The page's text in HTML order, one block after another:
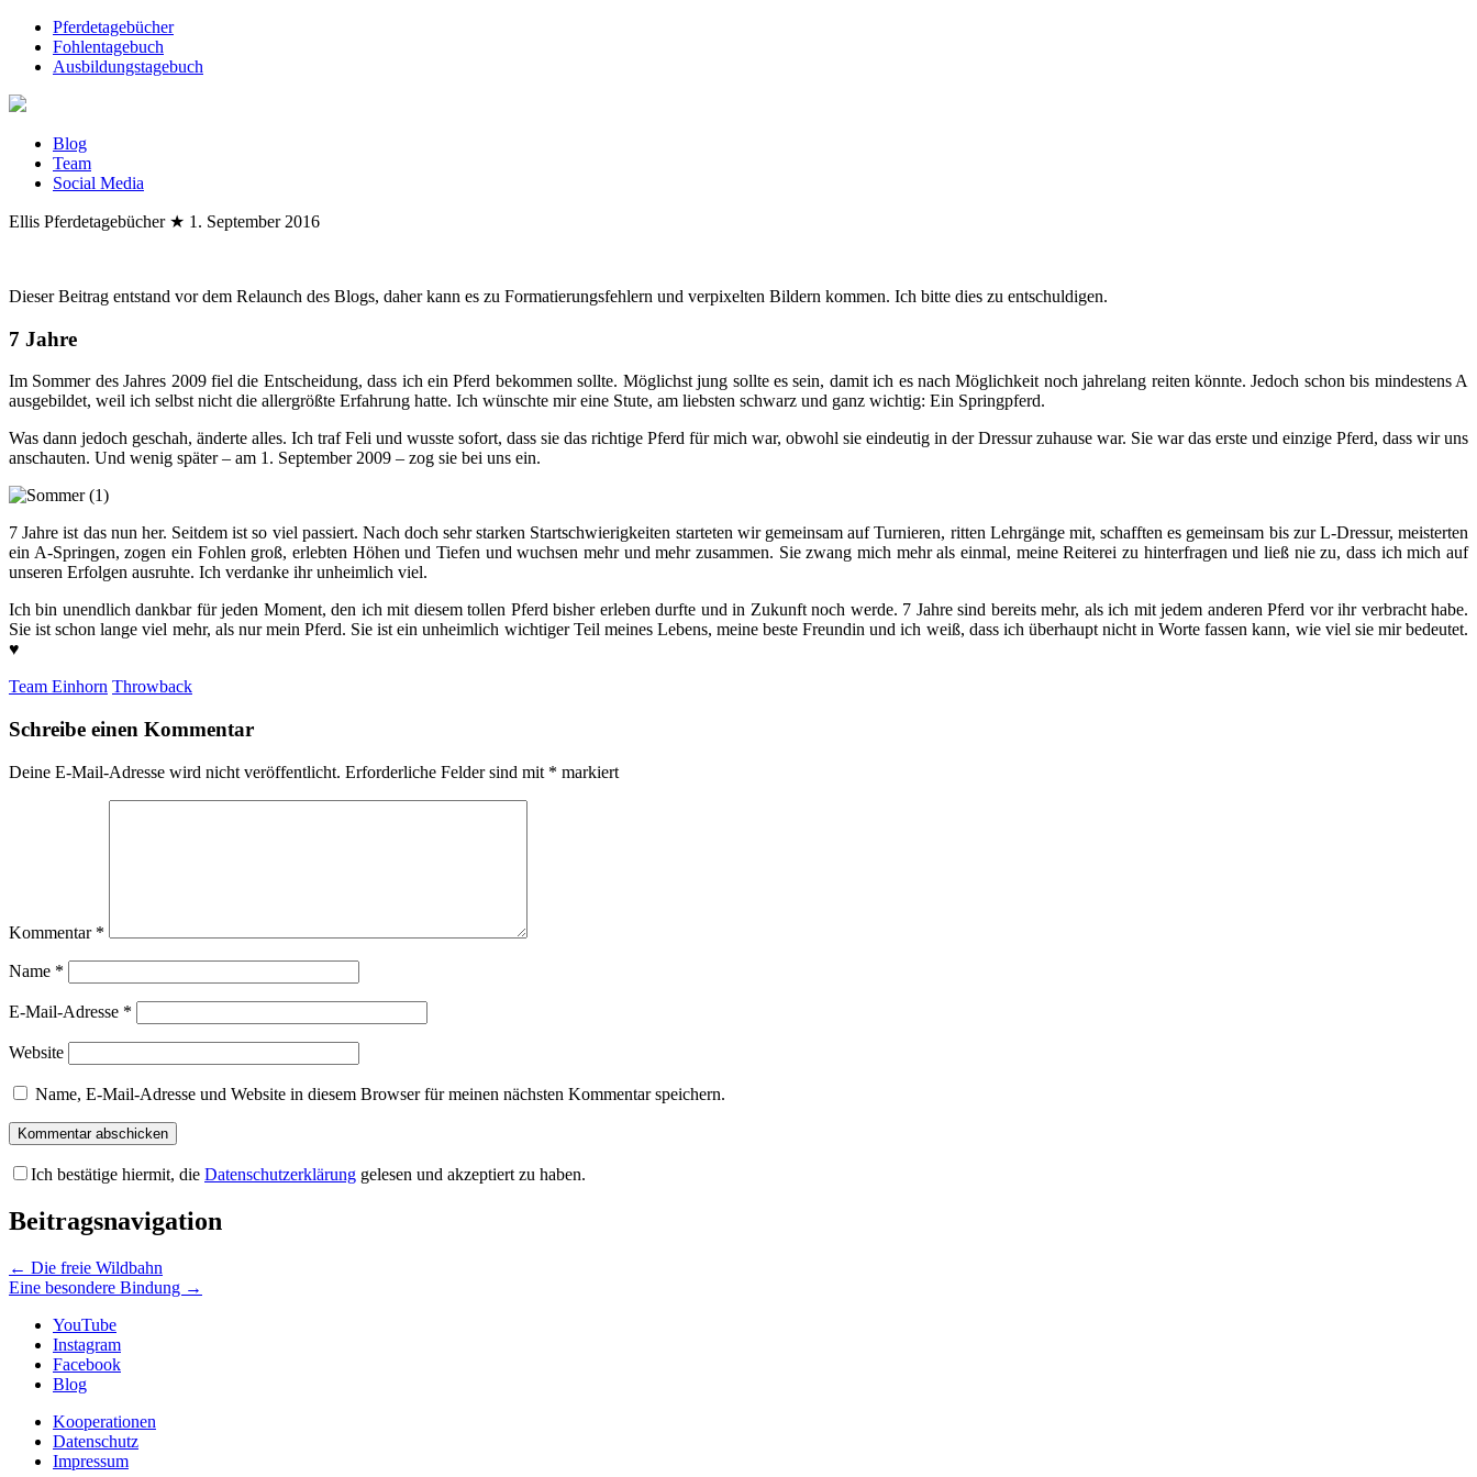
Pferdetagebücher
Fohlentagebuch
Ausbildungstagebuch
Blog
Team
Social Media
Ellis Pferdetagebücher ★ 1. September 2016
Dieser Beitrag entstand vor dem Relaunch des Blogs, daher kann es zu Formatierungsfehlern und verpixelten Bildern kommen. Ich bitte dies zu entschuldigen.
7 Jahre
Im Sommer des Jahres 2009 fiel die Entscheidung, dass ich ein Pferd bekommen sollte. Möglichst jung sollte es sein, damit ich es nach Möglichkeit noch jahrelang reiten könnte. Jedoch schon bis mindestens A
ausgebildet, weil ich selbst nicht die allergrößte Erfahrung hatte. Ich wünschte mir eine Stute, am liebsten schwarz und ganz wichtig: Ein Springpferd.
Was dann jedoch geschah, änderte alles. Ich traf Feli und wusste sofort, dass sie das richtige Pferd für mich war, obwohl sie eindeutig in der Dressur zuhause war. Sie war das erste und einzige Pferd, dass wir uns
anschauten. Und wenig später – am 1. September 2009 – zog sie bei uns ein.
7 Jahre ist das nun her. Seitdem ist so viel passiert. Nach doch sehr starken Startschwierigkeiten starteten wir gemeinsam auf Turnieren, ritten Lehrgänge mit, schafften es gemeinsam bis zur L-Dressur, meisterten
ein A-Springen, zogen ein Fohlen groß, erlebten Höhen und Tiefen und wuchsen mehr und mehr zusammen. Sie zwang mich mehr als einmal, meine Reiterei zu hinterfragen und ließ nie zu, dass ich mich auf
unseren Erfolgen ausruhte. Ich verdanke ihr unheimlich viel.
Ich bin unendlich dankbar für jeden Moment, den ich mit diesem tollen Pferd bisher erleben durfte und in Zukunft noch werde. 7 Jahre sind bereits mehr, als ich mit jedem anderen Pferd vor ihr verbracht habe.
Sie ist schon lange viel mehr, als nur mein Pferd. Sie ist ein unheimlich wichtiger Teil meines Lebens, meine beste Freundin und ich weiß, dass ich überhaupt nicht in Worte fassen kann, wie viel sie mir bedeutet.
♥
Team Einhorn Throwback
Schreibe einen Kommentar
Deine E-Mail-Adresse wird nicht veröffentlicht. Erforderliche Felder sind mit * markiert
Kommentar *
Name *
E-Mail-Adresse *
Website
Name, E-Mail-Adresse und Website in diesem Browser für meinen nächsten Kommentar speichern.
Ich bestätige hiermit, die Datenschutzerklärung gelesen und akzeptiert zu haben.
Beitragsnavigation
← Die freie Wildbahn
Eine besondere Bindung →
YouTube
Instagram
Facebook
Blog
Kooperationen
Datenschutz
Impressum